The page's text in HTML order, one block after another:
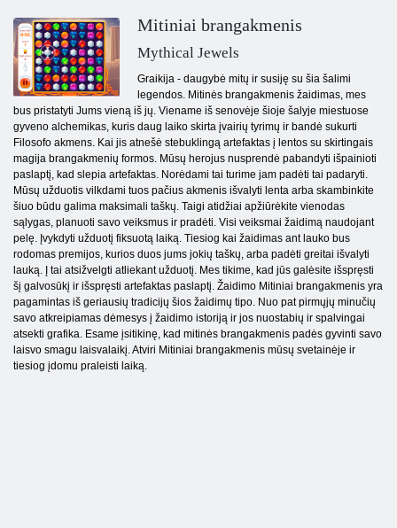
Mitiniai brangakmenis
Mythical Jewels
Graikija - daugybė mitų ir susiję su šia šalimi
legendos. Mitinės brangakmenis žaidimas, mes
bus pristatyti Jums vieną iš jų. Viename iš senovėje šioje šalyje miestuose
gyveno alchemikas, kuris daug laiko skirta įvairių tyrimų ir bandė sukurti
Filosofo akmens. Kai jis atnešė stebuklingą artefaktas į lentos su skirtingais
magija brangakmenių formos. Mūsų herojus nusprendė pabandyti išpainioti
paslaptį, kad slepia artefaktas. Norėdami tai turime jam padėti tai padaryti.
Mūsų užduotis vilkdami tuos pačius akmenis išvalyti lenta arba skambinkite
šiuo būdu galima maksimali taškų. Taigi atidžiai apžiūrėkite vienodas
sąlygas, planuoti savo veiksmus ir pradėti. Visi veiksmai žaidimą naudojant
pelę. Įvykdyti užduotį fiksuotą laiką. Tiesiog kai žaidimas ant lauko bus
rodomas premijos, kurios duos jums jokių taškų, arba padėti greitai išvalyti
lauką. Į tai atsižvelgti atliekant užduotį. Mes tikime, kad jūs galėsite išspręsti
šį galvosūkį ir išspręsti artefaktas paslaptį. Žaidimo Mitiniai brangakmenis yra
pagamintas iš geriausių tradicijų šios žaidimų tipo. Nuo pat pirmųjų minučių
savo atkreipiamas dėmesys į žaidimo istoriją ir jos nuostabių ir spalvingai
atsekti grafika. Esame įsitikinę, kad mitinės brangakmenis padės gyvinti savo
laisvo smagu laisvalaikį. Atviri Mitiniai brangakmenis mūsų svetainėje ir
tiesiog įdomu praleisti laiką.